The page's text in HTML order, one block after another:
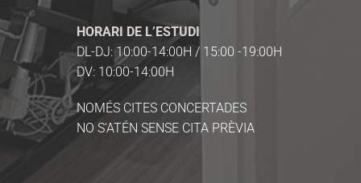
HORARI DE L’ESTUDI
DL-DJ: 10:00-14:00H / 15:00 -19:00H
DV: 10:00-14:00H
NOMÉS CITES CONCERTADES
NO S'ATÉN SENSE CITA PRÈVIA